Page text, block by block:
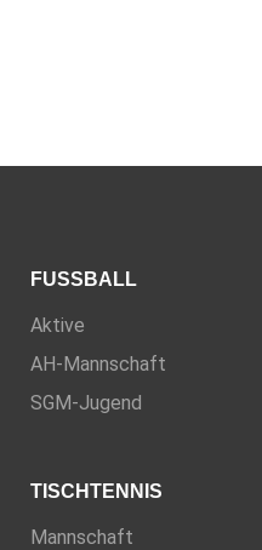
FUSSBALL
Aktive
AH-Mannschaft
SGM-Jugend
TISCHTENNIS
Mannschaft